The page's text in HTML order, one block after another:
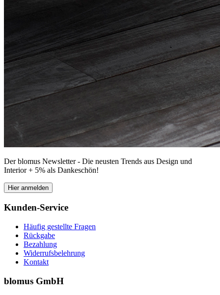
Der blomus Newsletter - Die neusten Trends aus Design und
Interior + 5% als Dankeschön!
Hier anmelden
Kunden-Service
Häufig gestellte Fragen
Rückgabe
Bezahlung
Widerrufsbelehrung
Kontakt
blomus GmbH